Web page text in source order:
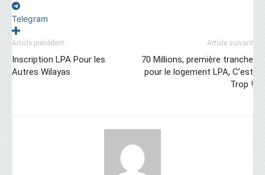
Telegram
Article précédent
Inscription LPA Pour les
Autres Wilayas
Article suivant
70 Millions, première tranche
pour le logement LPA, C’est
Trop !